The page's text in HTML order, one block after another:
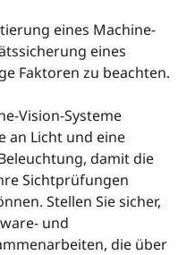
eines Machine-
eines
Faktoren zu beachten.
Vision-Systeme
an Licht und eine
damit die
Sichtprüfungen
Stellen Sie sicher,
und
die über